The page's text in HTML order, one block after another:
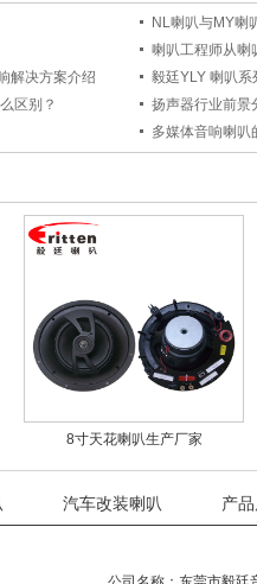
NL喇叭与MY喇
解决方案介绍
毅廷YLY 喇叭系
区别？
扬声器行业前景
多媒体音响喇叭
8寸天花喇叭生产厂家
汽车改装喇叭 产